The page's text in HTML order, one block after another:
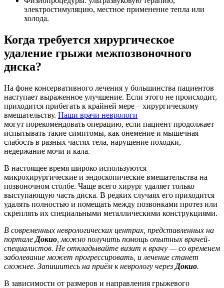
электростимуляцию, местное применение тепла или
холода.
Когда требуется хирургическое
удаление грыжи межпозвоночного
диска?
На фоне консервативного лечения у большинства пациентов
наступает выраженное улучшение. Если этого не происходит,
приходится прибегать к крайней мере – хирургическому
вмешательству. Наши врачи неврологи
могут порекомендовать операцию, если пациент продолжает
испытывать такие симптомы, как онемение и мышечная
слабость в разных частях тела, нарушение походки,
недержание мочи и кала.
В настоящее время широко используются
микрохирургические и эндоскопические вмешательства на
позвоночном столбе. Чаще всего хирург удаляет только
выступающую часть диска. В редких случаях его приходится
удалять полностью и помещать между позвонками протез или
скреплять их специальными металлическими конструкциями.
В современных неврологических центрах, представленных на
портале Докио , можно получить помощь опытных врачей-
специалистов. Не откладывайте визит к врачу — со временем
заболевание может прогрессировать, и лечение станет
сложнее. Запишитесь на приём к неврологу через Докио.
В зависимости от размеров и направления грыжевого